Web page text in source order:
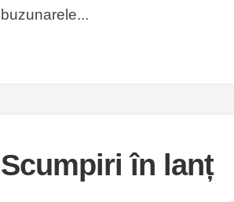
buzunarele...
Scumpiri în lanț